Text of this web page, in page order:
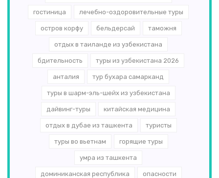
гостиница лечебно-оздоровительные туры
остров корфу бельдерсай таможня
отдых в таиланде из узбекистана
бдительность туры из узбекистана 2026
анталия тур бухара самарканд
туры в шарм-эль-шейх из узбекистана
дайвинг-туры китайская медицина
отдых в дубае из ташкента туристы
туры во вьетнам горящие туры
умра из ташкента
доминиканская республика опасности